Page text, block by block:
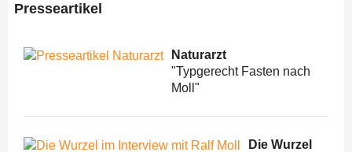
Presseartikel
Naturarzt
"Typgerecht Fasten nach
Moll"
Die Wurzel